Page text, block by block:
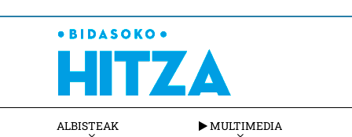
ALBISTEAK MULTIMEDIA